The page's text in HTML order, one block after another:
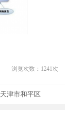
浏览次数： 1241次
天津市和平区